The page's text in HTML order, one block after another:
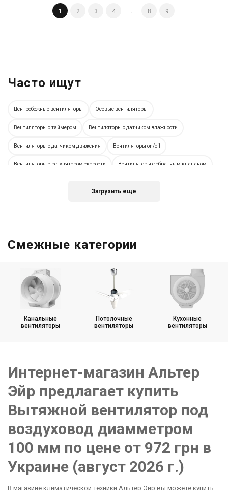
15 960 грн
1 2 3 4 ... 8 9
Часто ищут
Центробежные вентиляторы Осевые вентиляторы
Вентиляторы с таймером Вентиляторы с датчиком влажности
Вентиляторы с датчиком движения Вентиляторы on/off
Вентиляторы с регулятором скорости Вентиляторы с обратным клапаном
Вентиляторы с диаметром 150 мм
Загрузить еще
Смежные категории
Канальные
вентиляторы
Потолочные
вентиляторы
Кухонные
вентиляторы
Интернет-магазин Альтер
Эйр предлагает купить
Вытяжной вентилятор под
воздуховод диамметром
100 мм по цене от 972 грн в
Украине (август 2026 г.)
В магазине климатической техники Альтер Эйр вы можете купить